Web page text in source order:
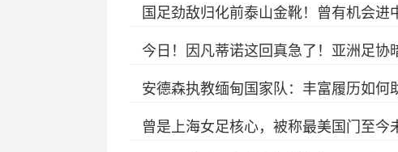
国足劲敌归化前泰山金靴！曾有机会进
今日！因凡蒂诺这回真急了！亚洲足
安德森执教缅甸国家队：丰富履历如何
曾是上海女足核心，被称最美国门至